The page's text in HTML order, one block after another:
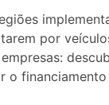
por
o